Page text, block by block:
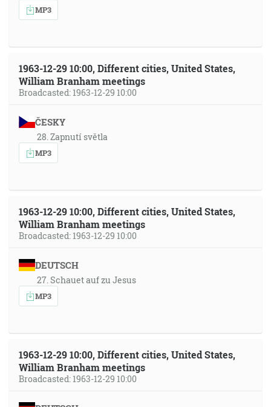
MP3
1963-12-29 10:00, Different cities, United States,
William Branham meetings
Broadcasted: 1963-12-29 10:00
ČESKY
28. Zapnutí světla
MP3
1963-12-29 10:00, Different cities, United States,
William Branham meetings
Broadcasted: 1963-12-29 10:00
DEUTSCH
27. Schauet auf zu Jesus
MP3
1963-12-29 10:00, Different cities, United States,
William Branham meetings
Broadcasted: 1963-12-29 10:00